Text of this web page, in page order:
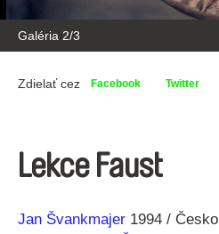
Galéria 2/3
Zdielať cez Facebook Twitter
Lekce Faust
Réžia
Jan Švankmajer
Rok
1994 Česko